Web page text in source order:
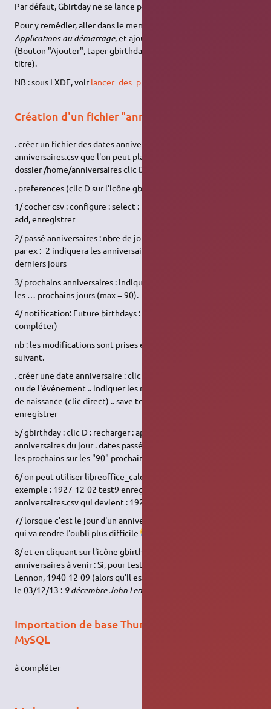
Par défaut, Gbirtday ne se lance pas automatiquement.
Pour y remédier, aller dans le menu
Applications au démarrage, et ajouter Gbirthday à la liste
(Bouton "Ajouter", taper gbirthday dans "commande" et dans
titre).
NB : sous LXDE, voirlancer_des_programmes_au_demarrage
Création d'un fichier "anniversaires.csv"
. créer un fichier des dates anniversaires : par ex :
anniversaires.csv que l'on peut placer, par exemple, dans un
dossier /home/anniversaires clic D sur icône gbirthday
. preferences (clic D sur l'icône gbirthday) :
1/ cocher csv : configure : select : le fichier anniversaires.csv >
add, enregistrer
2/ passé anniversaires : nbre de jours après la date anniversaire :
par ex : -2 indiquera les anniversaires qui se sont passés les deux
derniers jours
3/ prochains anniversaires : indique les anniversaires à venir sur
les … prochains jours (max = 90).
4/ notification: Future birthdays : par défaut = 1 : ? (à
compléter)
nb : les modifications sont prises en compte au démarrage
suivant.
. créer une date anniversaire : clic D : add : .. nom de la personne
ou de l'événement .. indiquer les mois, année (flèches) et jour
de naissance (clic direct) .. save to file/database : ici : csv-file,
enregistrer
5/ gbirthday : clic D : recharger : apparaissent : . dates
anniversaires du jour . dates passées les "deux" derniers jours .
les prochains sur les "90" prochains jours
6/ on peut utiliser libreoffice_calc pour saisir les dates. format :
exemple : 1927-12-02 test9 enregistrer sous : format csv :
anniversaires.csv qui devient : 1927-12-02, test9
7/ lorsque c'est le jour d'un anniversaire, une fenêtre apparaît,
qui va rendre l'oubli plus difficile
8/ et en cliquant sur l'icône gbirthday, on a la liste des
anniversaires à venir : Si, pour tester, vous aviez saisi John
Lennon, 1940-12-09 (alors qu'il est né en octobre), vous aurez
le 03/12/13 : 9 décembre John Lennon 6 Days 73 years
Importation de base Thunderbird, Sunbird,
MySQL
à compléter